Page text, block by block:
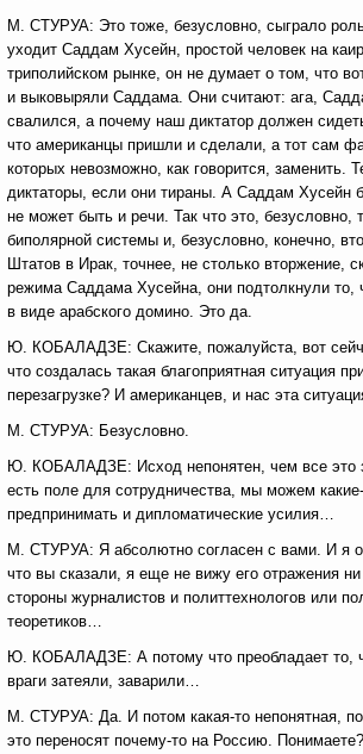
М. СТУРУА: Это тоже, безусловно, сыграло
уходит Саддам Хусейн, простой человек на
триполийском рынке, он не думает о том, что
и выковыряли Саддама. Они считают: ага,
свалился, а почему наш диктатор должен
что американцы пришли и сделали, а тот сам
которых невозможно, как говорится, заменить.
диктаторы, если они тираны. А Саддам Хусейн
не может быть и речи. Так что это, безусловно,
биполярной системы и, безусловно, конечно,
Штатов в Ирак, точнее, не столько вторжение,
режима Саддама Хусейна, они подтолкнули то,
в виде арабского домино. Это да.
Ю. КОБАЛАДЗЕ: Скажите, пожалуйста, вот
что создалась такая благоприятная ситуация
перезагрузке? И американцев, и нас эта
М. СТУРУА: Безусловно.
Ю. КОБАЛАДЗЕ: Исход непонятен, чем все это
есть поле для сотрудничества, мы можем
предпринимать и дипломатические усилия…
М. СТУРУА: Я абсолютно согласен с вами. И я
что вы сказали, я еще не вижу его отражения
стороны журналистов и политтехнологов или
теоретиков…
Ю. КОБАЛАДЗЕ: А потому что преобладает то,
враги затеяли, заварили…
М. СТУРУА: Да. И потом какая-то непонятная,
это переносят почему-то на Россию.